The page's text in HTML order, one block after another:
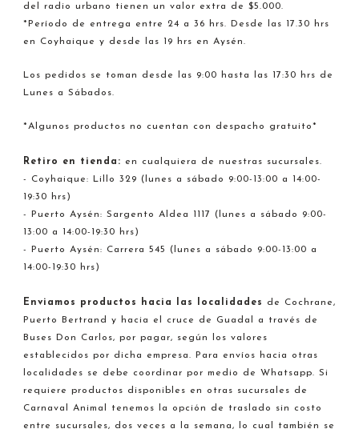
del radio urbano tienen un valor extra de $5.000.
*Período de entrega entre 24 a 36 hrs. Desde las 17.30 hrs
en Coyhaique y desde las 19 hrs en Aysén.
Los pedidos se toman desde las 9:00 hasta las 17:30 hrs de
Lunes a Sábados.
*Algunos productos no cuentan con despacho gratuito*
Retiro en tienda: en cualquiera de nuestras sucursales.
- Coyhaique: Lillo 329 (lunes a sábado 9:00-13:00 a 14:00-
19:30 hrs)
- Puerto Aysén: Sargento Aldea 1117 (lunes a sábado 9:00-
13:00 a 14:00-19:30 hrs)
- Puerto Aysén: Carrera 545 (lunes a sábado 9:00-13:00 a
14:00-19:30 hrs)
Enviamos productos hacia las localidades de Cochrane,
Puerto Bertrand y hacia el cruce de Guadal a través de
Buses Don Carlos, por pagar, según los valores
establecidos por dicha empresa. Para envíos hacia otras
localidades se debe coordinar por medio de Whatsapp. Si
requiere productos disponibles en otras sucursales de
Carnaval Animal tenemos la opción de traslado sin costo
entre sucursales, dos veces a la semana, lo cual también se